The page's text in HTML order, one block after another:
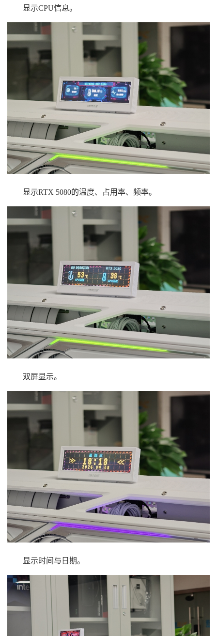
显示CPU信息。
显示RTX 5080的温度、占用率、频率。
双屏显示。
显示时间与日期。